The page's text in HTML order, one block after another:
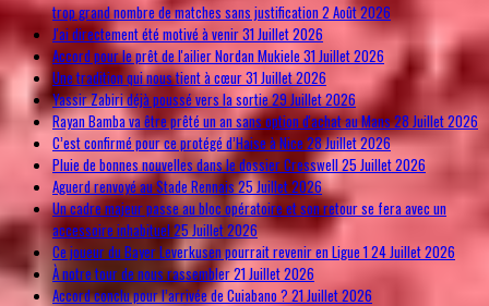
trop grand nombre de matches sans justification 2 Août 2026
J'ai directement été motivé à venir31 Juillet 2026
Accord pour le prêt de l'ailier Nordan Mukiele 31 Juillet 2026
Une tradition qui nous tient à cœur31 Juillet 2026
Yassir Zabiri déjà poussé vers la sortie29 Juillet 2026
Rayan Bamba va être prêté un an sans option d'achat au Mans28 Juillet 2026
C’est confirmé pour ce protégé d’Haise à Nice 28 Juillet 2026
Pluie de bonnes nouvelles dans le dossier Cresswell25 Juillet 2026
Aguerd renvoyé au Stade Rennais25 Juillet 2026
Un cadre majeur passe au bloc opératoire et son retour se fera avec un
accessoire inhabituel 25 Juillet 2026
Ce joueur du Bayer Leverkusen pourrait revenir en Ligue 124 Juillet 2026
À notre tour de nous rassembler21 Juillet 2026
Accord conclu pour l’arrivée de Cuiabano ? 21 Juillet 2026